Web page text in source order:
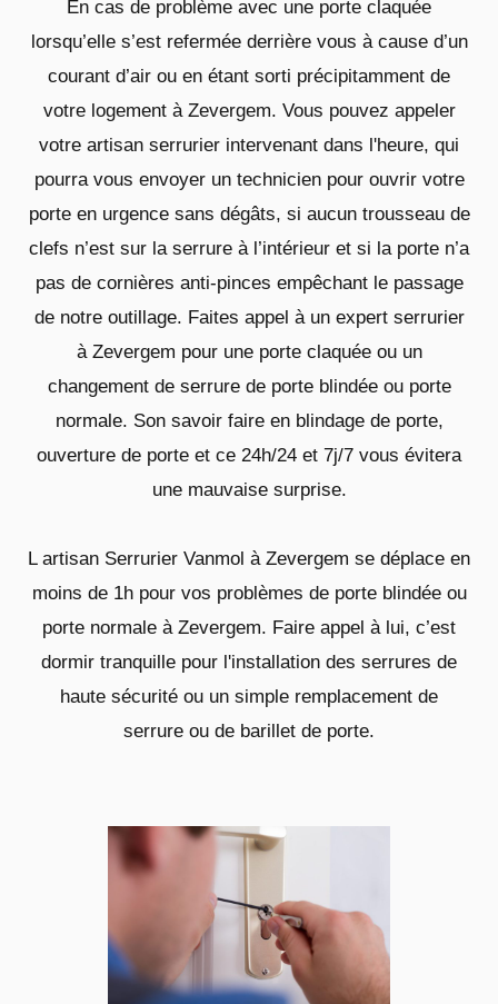
En cas de problème avec une porte claquée
lorsqu’elle s’est refermée derrière vous à cause d’un
courant d’air ou en étant sorti précipitamment de
votre logement à Zevergem. Vous pouvez appeler
votre artisan serrurier intervenant dans l'heure, qui
pourra vous envoyer un technicien pour ouvrir votre
porte en urgence sans dégâts, si aucun trousseau de
clefs n’est sur la serrure à l’intérieur et si la porte n’a
pas de cornières anti-pinces empêchant le passage
de notre outillage. Faites appel à un expert serrurier
à Zevergem pour une porte claquée ou un
changement de serrure de porte blindée ou porte
normale. Son savoir faire en blindage de porte,
ouverture de porte et ce 24h/24 et 7j/7 vous évitera
une mauvaise surprise.
L artisan Serrurier Vanmol à Zevergem se déplace en
moins de 1h pour vos problèmes de porte blindée ou
porte normale à Zevergem. Faire appel à lui, c’est
dormir tranquille pour l'installation des serrures de
haute sécurité ou un simple remplacement de
serrure ou de barillet de porte.